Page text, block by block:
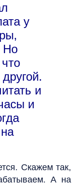
у
Но
и
и
Скажем так,
А на